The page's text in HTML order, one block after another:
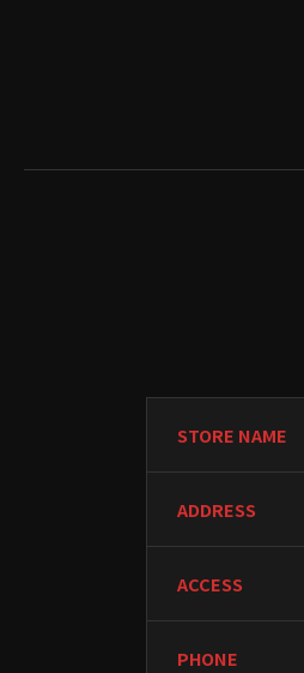
STORE NAME
ADDRESS
ACCESS
PHONE